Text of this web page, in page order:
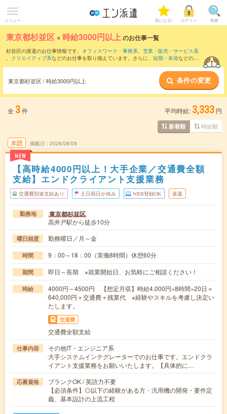
メニュー 気になる! ログイン 検索
東京都杉並区 × 時給3000円以上のお仕事一覧
杉並区の派遣のお仕事情報です。 オフィスワーク・事務系、 営業・販売・サービス系
、 クリエイティブ系などのお仕事を取り揃えています。さらに、 短期 ・ 単発などの期
東京都杉並区 / 時給3000円以上 条件の変更
全 3件 平均時給: 3,333 円
新着順 時給順
未読
NEW
掲載日 2026/08/09
【高時給4000円以上！大手企業／交通費全額
支給】エンドクライアント支援業務
交通費別途支給あり 土日祝日が休み WEB登録OK 派遣
勤務地 東京都杉並区
高井戸駅から徒歩10分
曜日頻度 勤務曜日／月～金
時間 9：00～18：00（実働8時間）休憩60分
期間 即日～長期 ※就業開始日、お気軽にご相談ください！
時給
4000円～4500円 【想定月収】時給4,000円×8時間×20日＝
640,000円＋交通費＋残業代 ※経験やスキルを考慮し決定い
たします。
交通費
交通費全額支給
仕事内容
その他IT・エンジニア系
大手システムインテグレーターでのお仕事です。エンドクラ
イアント支援業務をお願いいたします。【具体的に…
応募資格
ブランクOK / 英語力不要
【必須条件】◎以下の経験がある方・汎用機の開発・要件定
義、基本設計の上流工程